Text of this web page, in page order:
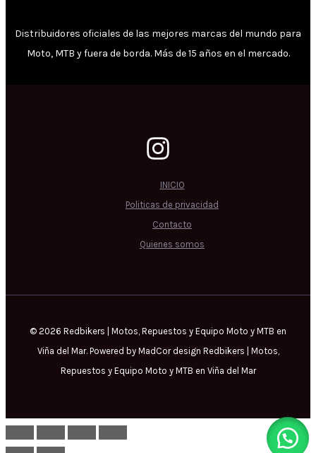
Distribuidores oficiales de las mejores marcas del mundo para
Moto, MTB y fuera de borda. Más de 15 años en el mercado.
INICIO
Politicas de privacidad
Contacto
Quienes somos
© 2026 Redbikers | Motos, Repuestos y Equipo Moto y MTB en
Viña del Mar. Powered by MadCor design Redbikers | Motos,
Repuestos y Equipo Moto y MTB en Viña del Mar